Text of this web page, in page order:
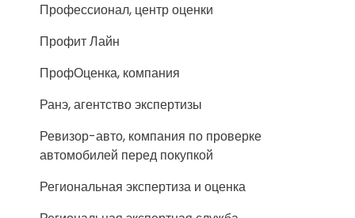
Профессионал, центр оценки
Профит Лайн
ПрофОценка, компания
Ранэ, агентство экспертизы
Ревизор-авто, компания по проверке
автомобилей перед покупкой
Региональная экспертиза и оценка